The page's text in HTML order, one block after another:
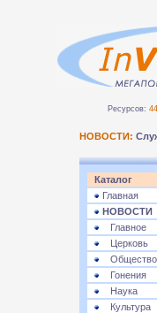
Ресурсов:
НОВОСТИ:
Каталог
Главная
НОВОСТИ
Главное
Церковь
Общество
Гонения
Наука
Культура